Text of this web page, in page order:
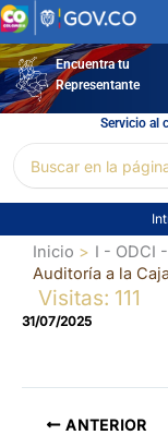
Ir
al
contenidoEncuentra tu
Representante
Servicio al
por:
Inicio
I - ODCI
Auditoría a la
Visitas: 111
31/07/2025
ANTERIOR